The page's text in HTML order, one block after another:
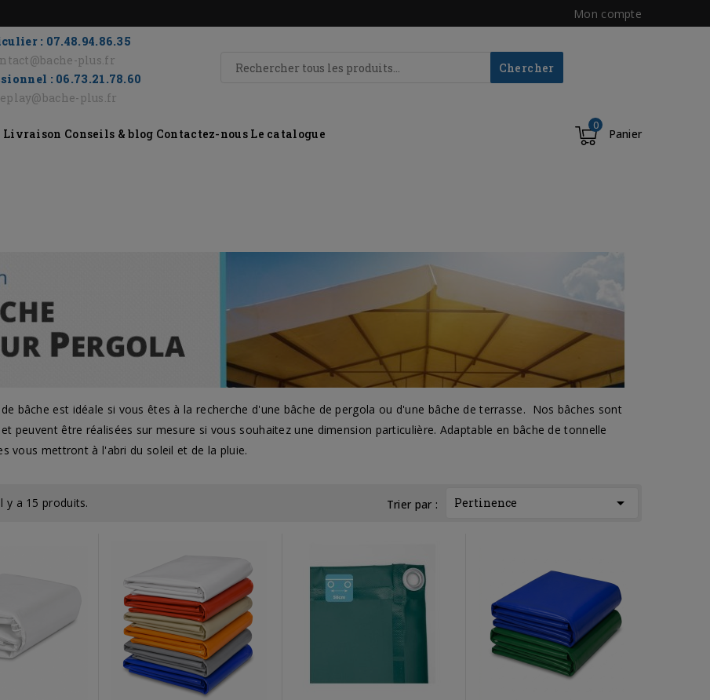
Mon compte
: 07.48.94.86.35
plus.fr
: 06.73.21.78.60
plus.fr
Chercher
Livraison Conseils & blog Contactez-nous Le catalogue
0
Panier
bâche est idéale si vous êtes à la recherche d'une bâche de pergola ou d'une bâche de terrasse. Nos bâches sont
peuvent être réalisées sur mesure si vous souhaitez une dimension particulière. Adaptable en bâche de tonnelle
vous mettront à l'abri du soleil et de la pluie.
Il y a 15 produits. Trier par : Pertinence 